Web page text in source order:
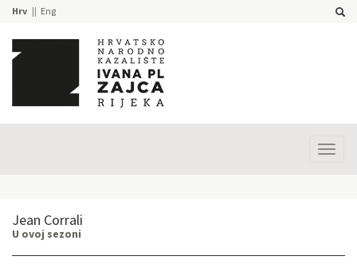
Hrv Eng
Jean Corrali
U ovoj sezoni